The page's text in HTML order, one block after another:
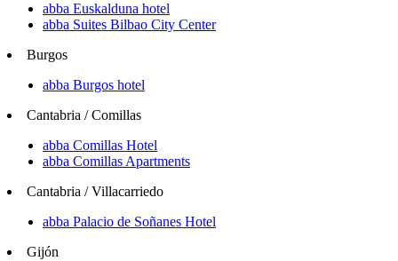
abba Euskalduna hotel
abba Suites Bilbao City Center
Burgos
abba Burgos hotel
Cantabria / Comillas
abba Comillas Hotel
abba Comillas Apartments
Cantabria / Villacarriedo
abba Palacio de Soñanes Hotel
Gijón